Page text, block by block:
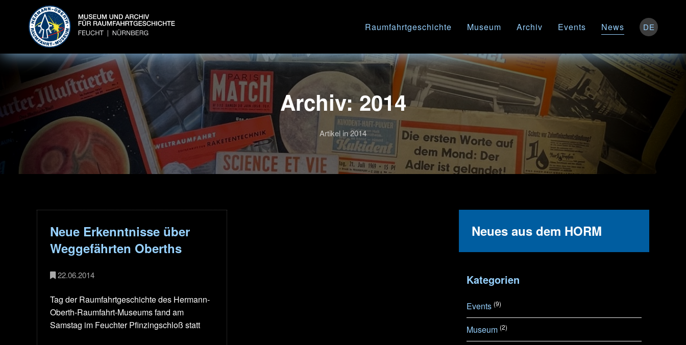
Raumfahrtgeschichte Museum Archiv Events News DE
Archiv: 2014
Artikel in 2014
Neue Erkenntnisse über
Weggefährten Oberths
22.06.2014
Tag der Raumfahrtgeschichte des Hermann-
Oberth-Raumfahrt-Museums fand am
Samstag im Feuchter Pfinzingschloß statt
Neues aus dem HORM
Kategorien
Events (9)
Museum (2)